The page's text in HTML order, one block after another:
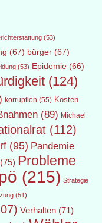
(53)
(67) bürger (67)
(53) Epidemie (66)
(124)
korruption (55) Kosten
(89) Michael
(112)
(95) Pandemie
(75) Probleme
(215) Strategie
(51)
Verhalten (71)